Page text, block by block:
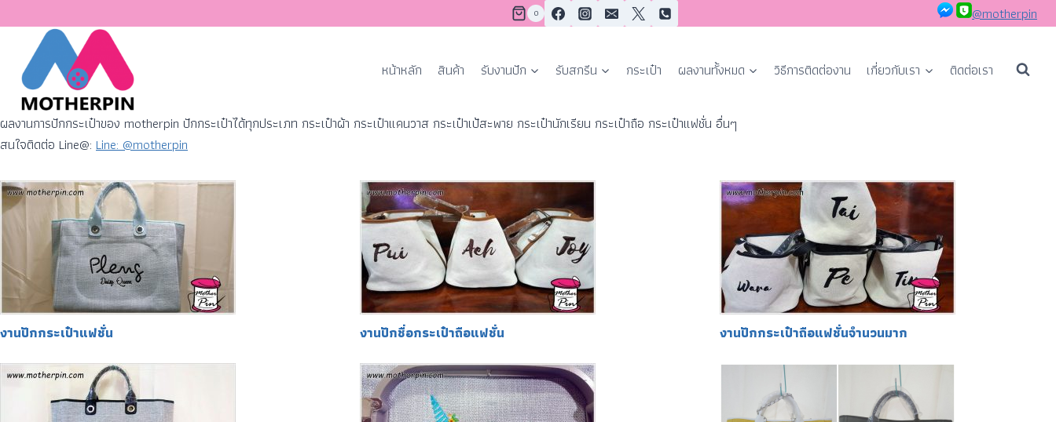
0 @motherpin
หน้าหลัก สินค้า รับงานปัก รับสกรีน กระเป๋า ผลงานทั้งหมด วิธีการติดต่องาน เกี่ยวกับเรา ติดต่อเรา
ผลงานการปักกระเป๋าของ motherpin ปักกระเป๋าได้ทุกประเภท กระเป๋าผ้า กระเป๋าแคนวาส กระเป๋าเป้สะพาย กระเป๋านักเรียน กระเป๋าถือ กระเป๋าแฟชั่น อื่นๆ
สนใจติดต่อ Line@: Line: @motherpin
งานปักกระเป๋าแฟชั่น งานปักชื่อกระเป๋าถือแฟชั่น งานปักกระเป๋าถือแฟชั่นจำนวนมาก